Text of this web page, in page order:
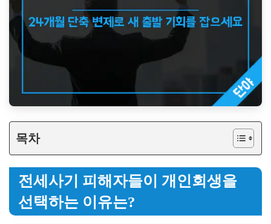
목차
전세사기 피해자들이 개인회생을
선택하는 이유는?